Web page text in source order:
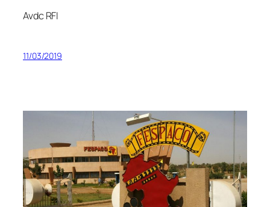
Avdc RFI
11/03/2019